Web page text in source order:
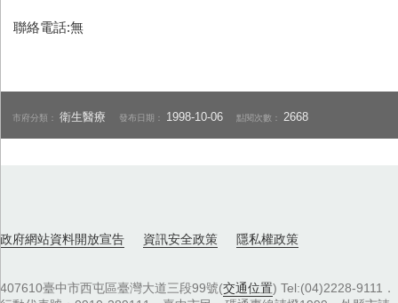
聯絡電話:無
市府分類：衛生醫療 發布日期： 1998-10-06 點閱次數： 2668
政府網站資料開放宣告 資訊安全政策 隱私權政策
407610臺中市西屯區臺灣大道三段99號(交通位置) Tel:(04)2228-9111．